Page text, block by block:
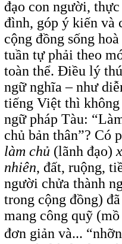
đạo con người,
đình, góp ý kiến và
cộng đồng sống
tuần tự phải theo
toàn thể. Điều lý
ngữ nghĩa – như
tiếng Việt thì không
ngữ pháp Tàu:
chủ bản thân”? Có
làm chủ (lãnh đạo)
nhiên, đất, ruộng,
người chửa thành
trong cộng đồng)
mang công quỹ
đơn giản và...